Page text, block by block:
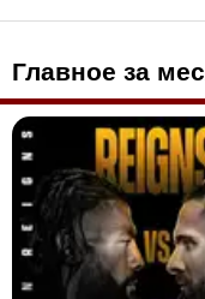
Главное за